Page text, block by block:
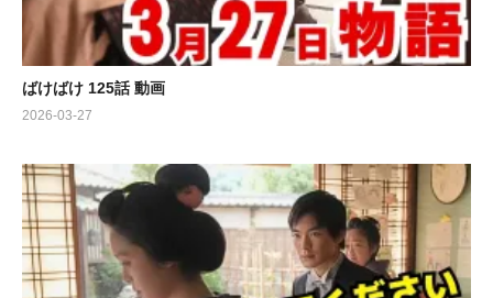
ばけばけ 125話 動画
2026-03-27